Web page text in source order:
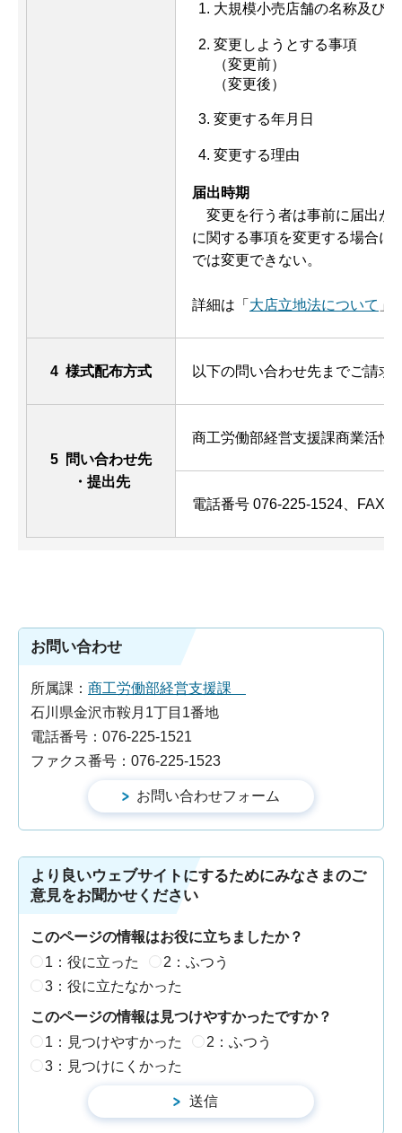
大規模小売店舗の名称及び
変更しようとする事項
（変更前）
（変更後）
変更する年月日
変更する理由
届出時期
変更を行う者は事前に届出が
に関する事項を変更する場合に
では変更できない。
詳細は「 大店立地法について 」
4 様式配布方式 以下の問い合わせ先までご請求
5 問い合わせ先
・提出先
商工労働部経営支援課商業活性
電話番号 076-225-1524、FAX
お問い合わせ
所属課： 商工労働部経営支援課
石川県金沢市鞍月1丁目1番地
電話番号：076-225-1521
ファクス番号：076-225-1523
より良いウェブサイトにするためにみなさまのご
意見をお聞かせください
このページの情報はお役に立ちましたか？
1：役に立った
2：ふつう
3：役に立たなかった
このページの情報は見つけやすかったですか？
1：見つけやすかった
2：ふつう
3：見つけにくかった